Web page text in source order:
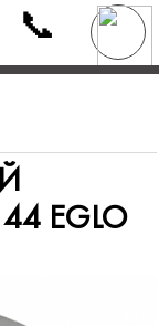
📞
EGLO